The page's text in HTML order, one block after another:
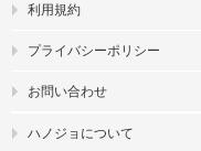
利用規約
プライバシーポリシー
お問い合わせ
ハノジョについて